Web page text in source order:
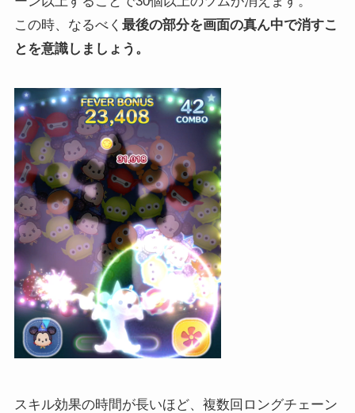
この時、なるべく 最後の部分を画面の真ん中で消すこ
とを意識しましょう。
スキル効果の時間が長いほど、複数回ロングチェーン